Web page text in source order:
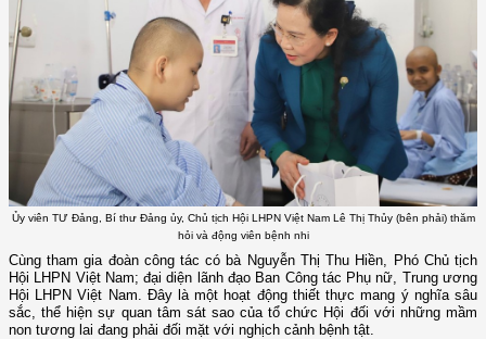
Ủy viên TƯ Đảng, Bí thư Đảng ủy, Chủ tịch Hội LHPN Việt Nam Lê Thị Thủy (bên phải) thăm
hỏi và động viên bệnh nhi
Cùng tham gia đoàn công tác có bà Nguyễn Thị Thu Hiền, Phó Chủ tịch
Hội LHPN Việt Nam; đại diện lãnh đạo Ban Công tác Phụ nữ, Trung ương
Hội LHPN Việt Nam. Đây là một hoạt động thiết thực mang ý nghĩa sâu
sắc, thể hiện sự quan tâm sát sao của tổ chức Hội đối với những mầm
non tương lai đang phải đối mặt với nghịch cảnh bệnh tật.